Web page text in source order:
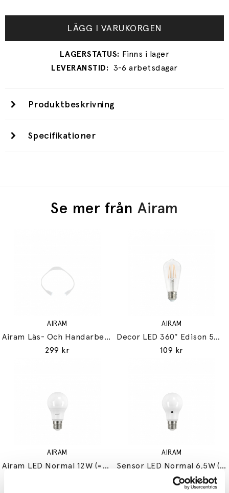
LÄGG I VARUKORGEN
3-6 arbetsdagar
Produktbeskrivning
Specifikationer
Se mer frånAiram
AIRAM
Airam Läs- Och Handarbetslampa Vit
299 kr
AIRAM
Decor LED 360° Edison 5W (=34W) E27
109 kr
AIRAM
Airam LED Normal 12W (=75W) E27
AIRAM
Sensor LED Normal 6,5W (=40W) E27
189 kr